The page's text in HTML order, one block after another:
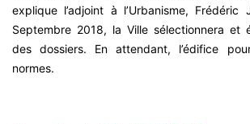
explique l’adjoint à l’Urbanisme,
Septembre 2018, la Ville sélectionnera et
des dossiers. En attendant, l’édifice
normes.